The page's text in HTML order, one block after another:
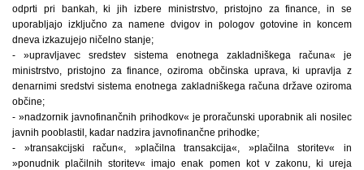
odprti pri bankah, ki jih izbere ministrstvo, pristojno za finance, in se
uporabljajo izključno za namene dvigov in pologov gotovine in koncem
dneva izkazujejo ničelno stanje;
- »upravljavec sredstev sistema enotnega zakladniškega računa« je
ministrstvo, pristojno za finance, oziroma občinska uprava, ki upravlja z
denarnimi sredstvi sistema enotnega zakladniškega računa države oziroma
občine;
- »nadzornik javnofinančnih prihodkov« je proračunski uporabnik ali nosilec
javnih pooblastil, kadar nadzira javnofinančne prihodke;
- »transakcijski račun«, »plačilna transakcija«, »plačilna storitev« in
»ponudnik plačilnih storitev« imajo enak pomen kot v zakonu, ki ureja